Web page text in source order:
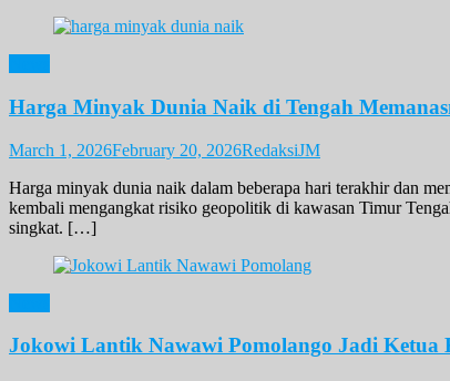
Harga Minyak Dunia Naik di Tengah
March 1, 2026February 20, 2026RedaksiJM
Harga minyak dunia naik dalam beberapa hari terakhir dan
kembali mengangkat risiko geopolitik di kawasan Timur
singkat. […]
Jokowi Lantik Nawawi Pomolango Jadi